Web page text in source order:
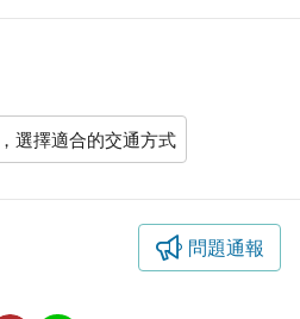
選擇適合的交通方式
問題通報